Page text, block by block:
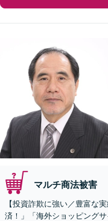
マルチ商法被害
【投資詐欺に強い／豊富な
済！」「海外ショッピング